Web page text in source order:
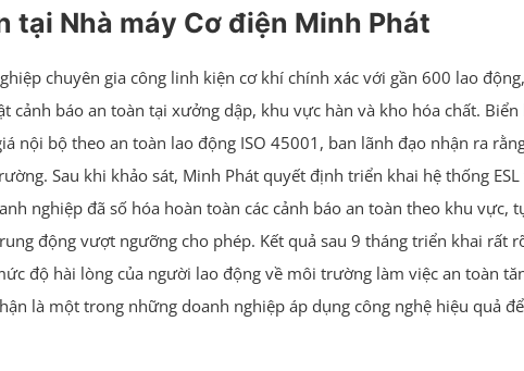
Nhà máy Cơ điện Minh Phát
chuyên gia công linh kiện cơ khí chính xác với gần 600 lao
cảnh báo an toàn tại xưởng dập, khu vực hàn và kho hóa chất.
bộ theo an toàn lao động ISO 45001, ban lãnh đạo nhận ra
Sau khi khảo sát, Minh Phát quyết định triển khai hệ thống
nghiệp đã số hóa hoàn toàn các cảnh báo an toàn theo khu vực,
động vượt ngưỡng cho phép. Kết quả sau 9 tháng triển khai rất
độ hài lòng của người lao động về môi trường làm việc an toàn
là một trong những doanh nghiệp áp dụng công nghệ hiệu quả